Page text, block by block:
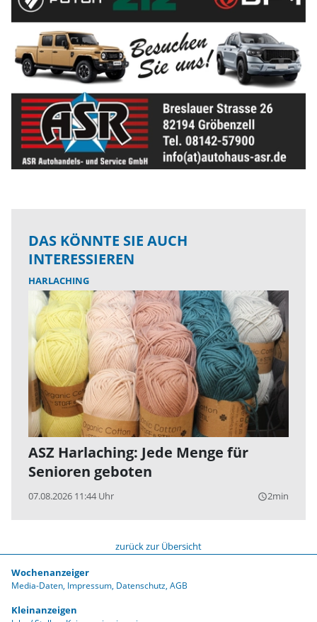
DAS KÖNNTE SIE AUCH
INTERESSIEREN
HARLACHING
ASZ Harlaching: Jede Menge für
Senioren geboten
07.08.2026 11:44 Uhr query_builder2min
zurück zur Übersicht
Wochenanzeiger
Media-Daten Impressum Datenschutz AGB
Kleinanzeigen